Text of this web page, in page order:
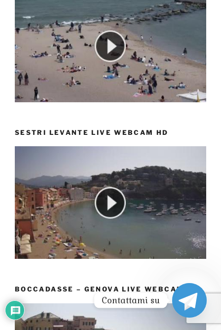
SESTRI LEVANTE LIVE WEBCAM HD
BOCCADASSE – GENOVA LIVE WEBCAM HD
Contattami su